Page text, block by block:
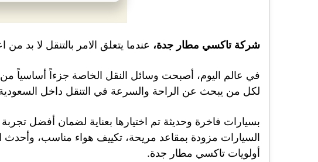
شركة تاكسي مطار جدة، عندما يتعلق الامر بالتنقل لا بد من
في عالم اليوم، أصبحت وسائل النقل الخاصة جزءاً أساسياً
لكل من يبحث عن الراحة والسرعة في التنقل داخل
بسيارات فاخرة وحديثة تم اختيارها بعناية لضمان أفضل
السيارات مزودة بمقاعد مريحة، تكييف هواء مناسب، وأحدث
أولويات تاكسي مطار جدة.